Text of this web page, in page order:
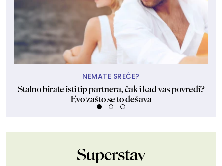
NEMATE SREĆE?
Stalno birate isti tip partnera, čak i kad vas povredi?
Evo zašto se to dešava
Superstav